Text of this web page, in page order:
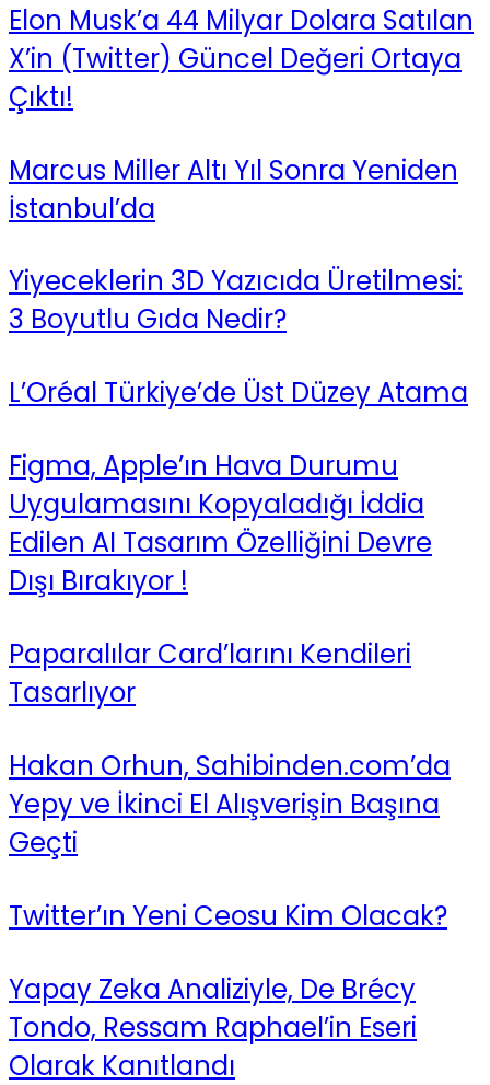
Elon Musk’a 44 Milyar Dolara Satılan
X’in (Twitter) Güncel Değeri Ortaya
Çıktı!
Marcus Miller Altı Yıl Sonra Yeniden
İstanbul’da
Yiyeceklerin 3D Yazıcıda Üretilmesi:
3 Boyutlu Gıda Nedir?
L’Oréal Türkiye’de Üst Düzey Atama
Figma, Apple’ın Hava Durumu
Uygulamasını Kopyaladığı İddia
Edilen AI Tasarım Özelliğini Devre
Dışı Bırakıyor !
Paparalılar Card’larını Kendileri
Tasarlıyor
Hakan Orhun, Sahibinden.com’da
Yepy ve İkinci El Alışverişin Başına
Geçti
Twitter’ın Yeni Ceosu Kim Olacak?
Yapay Zeka Analiziyle, De Brécy
Tondo, Ressam Raphael’in Eseri
Olarak Kanıtlandı